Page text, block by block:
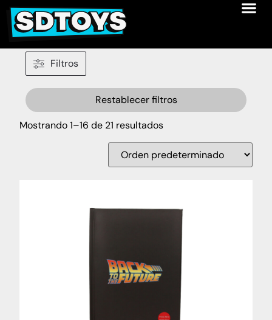
Filtros
Restablecer filtros
Mostrando 1–16 de 21 resultados